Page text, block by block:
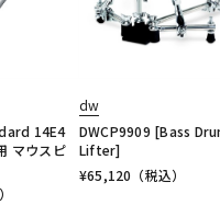
14E4
マウスピ
dw
DWCP9909 [Bass
Lifter]
¥65,120 （税込）